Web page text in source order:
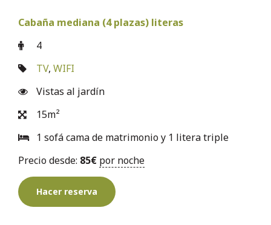
Cabaña mediana (4 plazas) literas
4
TV, WIFI
Vistas al jardín
15m²
1 sofá cama de matrimonio y 1 litera triple
Precio desde: 85€ por noche
Hacer reserva